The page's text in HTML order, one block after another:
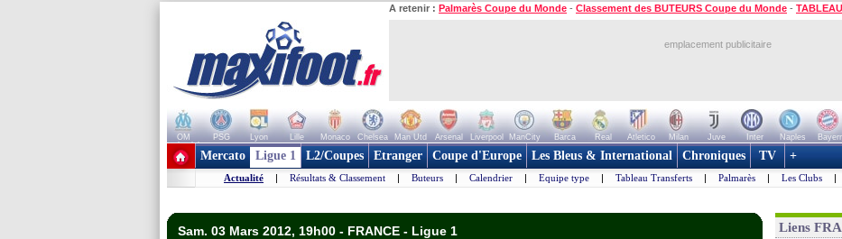
A retenir : Palmarès Coupe du Monde - Classement des BUTEURS Coupe du Monde -
emplacement publicitaire
OM PSG Lyon Lille Monaco Chelsea Man Utd Arsenal Liverpool ManCity Barca Real Atletico Milan Juve Inter Naples
+ de clubs
Mercato Ligue 1 L2/Coupes Etranger Coupe d'Europe Les Bleus & International Chroniques TV +
Actualité | Résultats & Classement | Buteurs | Calendrier | Equipe type | Tableau Transferts | Palmarès | Les Clubs |
Sam. 03 Mars 2012, 19h00 - FRANCE - Ligue 1 Liens